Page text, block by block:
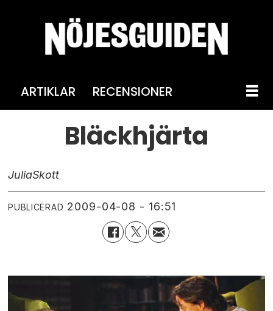
ARTIKLAR RECENSIONER
Bläckhjärta
JuliaSkott
PUBLICERAD 2009-04-08 - 16:51